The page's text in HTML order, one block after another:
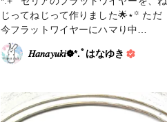
じってねじって作りました🌟⋆꙳ ただ
今フラットワイヤーにハマり中
(∩˘ω˘∩ )♡ しばらくの投稿は、ワイ
ヤーフレームになると思います‪𐤔𐤔‬ ア
ットワイヤー #紫陽花 #レースフラワ
ー
𝐻𝑎𝑛𝑎𝑦𝑢𝑘𝑖❁⃘*.ﾟはなゆき